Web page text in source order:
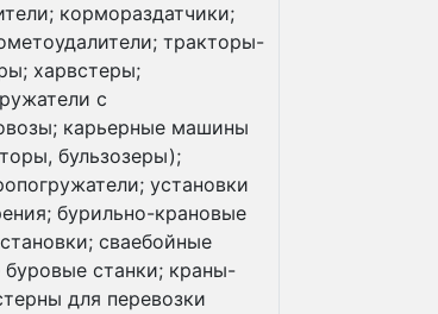
кормораздатчики;
тракторы-
харвстеры;
с
карьерные машины
бульзозеры);
установки
бурильно-крановые
сваебойные
станки; краны-
для перевозки